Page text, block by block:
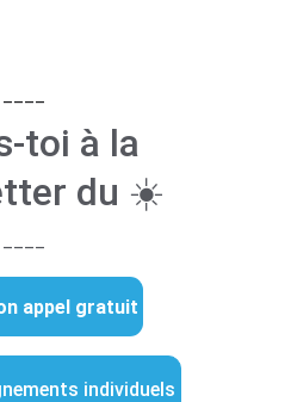
toi à la
du ☀️
appel gratuit
individuels